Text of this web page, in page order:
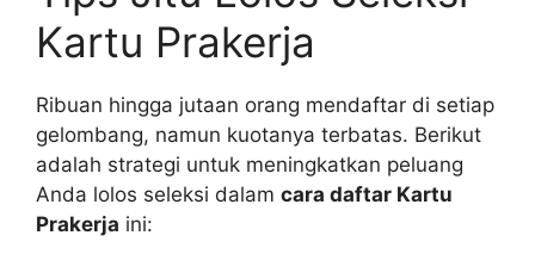
Kartu Prakerja
Ribuan hingga jutaan orang mendaftar di setiap
gelombang, namun kuotanya terbatas. Berikut
adalah strategi untuk meningkatkan peluang
Anda lolos seleksi dalam cara daftar Kartu
Prakerja ini: